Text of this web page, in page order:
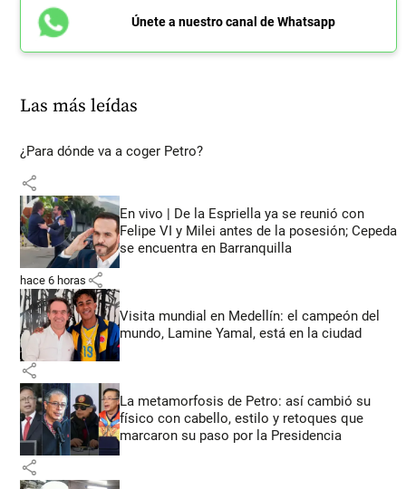
Únete a nuestro canal de Whatsapp
Las más leídas
¿Para dónde va a coger Petro?
share
En vivo | De la Espriella ya se reunió con
Felipe VI y Milei antes de la posesión; Cepeda
se encuentra en Barranquilla
hace 6 horas share
Visita mundial en Medellín: el campeón del
mundo, Lamine Yamal, está en la ciudad
share
La metamorfosis de Petro: así cambió su
físico con cabello, estilo y retoques que
marcaron su paso por la Presidencia
share